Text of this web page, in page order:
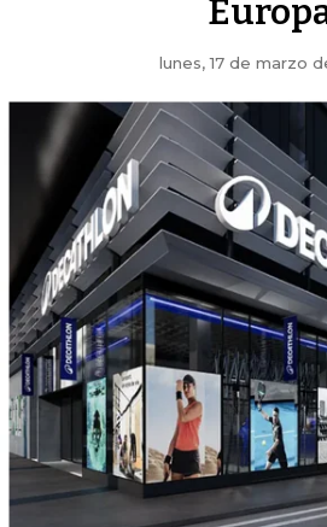
lunes, 17 de marzo